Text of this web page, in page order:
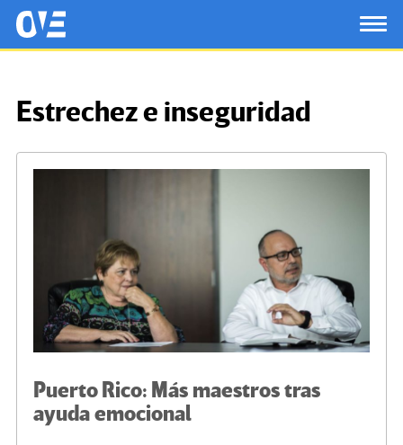
Saltar al contenido principal
OtrasVocesenEducacion.org
Estrechez e inseguridad
Puerto Rico: Más maestros tras
ayuda emocional